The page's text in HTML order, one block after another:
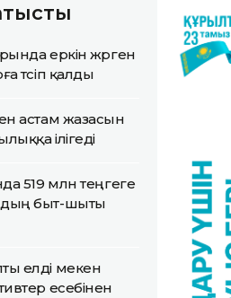
еркін жүрген
түсіп қалды
астам жазасын
ілігеді
519 млн теңгеге
быт-шыты
елді мекен
есебінен